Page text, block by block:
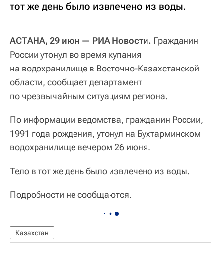
тот же день было извлечено из воды.
АСТАНА, 29 июн — РИА Новости. Гражданин
России утонул во время купания
на водохранилище в Восточно-Казахстанской
области, сообщает департамент
по чрезвычайным ситуациям региона.
По информации ведомства, гражданин России,
1991 года рождения, утонул на Бухтарминском
водохранилище вечером 26 июня.
Тело в тот же день было извлечено из воды.
Подробности не сообщаются.
Казахстан